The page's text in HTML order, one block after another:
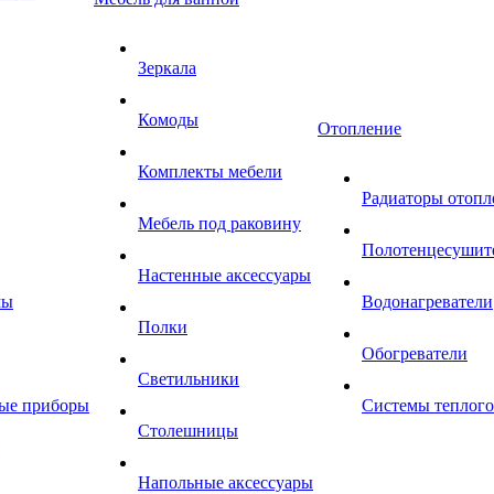
приборы
Зеркала
Комоды
Комплекты мебели
Мебель под раковину
Настенные аксессуары
Полки
Светильники
Столешницы
Напольные аксессуары
Отопление
Радиаторы
Водонагреватели
Обогреватели
Системы